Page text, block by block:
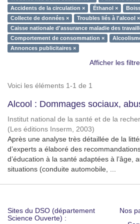
Accidents de la circulation ×
Éthanol ×
Collecte de données ×
Troubles liés à l'alcool ×
Caisse nationale d'assurance maladie des
Comportement de consommation ×
Annonces publicitaires ×
Afficher les
Voici les éléments 1-1 de 1
Alcool : Dommages sociaux,
Institut national de la santé et de la
(Les éditions Inserm, 2003)
Après une analyse très détaillée de la
d’experts a élaboré des
d’éducation à la santé adaptées à l’âge,
situations (conduite automobile, ...
Sites du DSO (département
Science Ouverte) :
Nos